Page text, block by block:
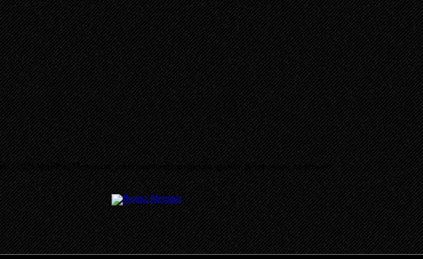
- 2026 MetalRus. Материалы сайта защищены авторским правом. Копирование запрещено.